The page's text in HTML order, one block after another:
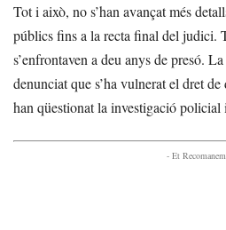
Tot i això, no s’han avançat més
públics fins a la recta final del judici.
s’enfrontaven a deu anys de presó.
denunciat que s’ha vulnerat el dret
han qüestionat la investigació
- Et